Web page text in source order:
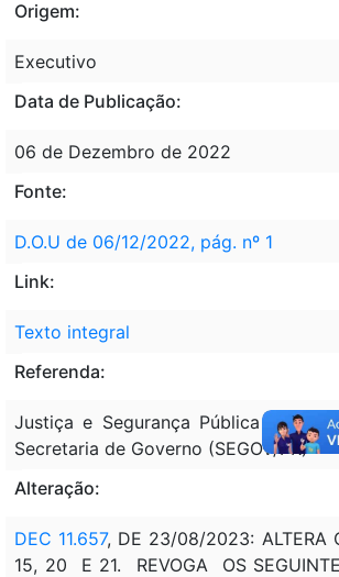
Origem:
Executivo
Data de Publicação:
06 de Dezembro de 2022
Fonte:
D.O.U de 06/12/2022, pág. nº 1
Link:
Texto integral
Referenda:
Justiça e Segurança Pública (MJSP);
Secretaria de Governo (SEGOV/PR)
Alteração:
DEC 11.657, DE 23/08/2023: ALTERA
15, 20 E 21. REVOGA OS